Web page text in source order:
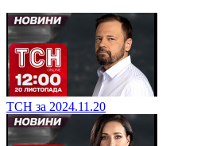
ТСН за 2024.11.20